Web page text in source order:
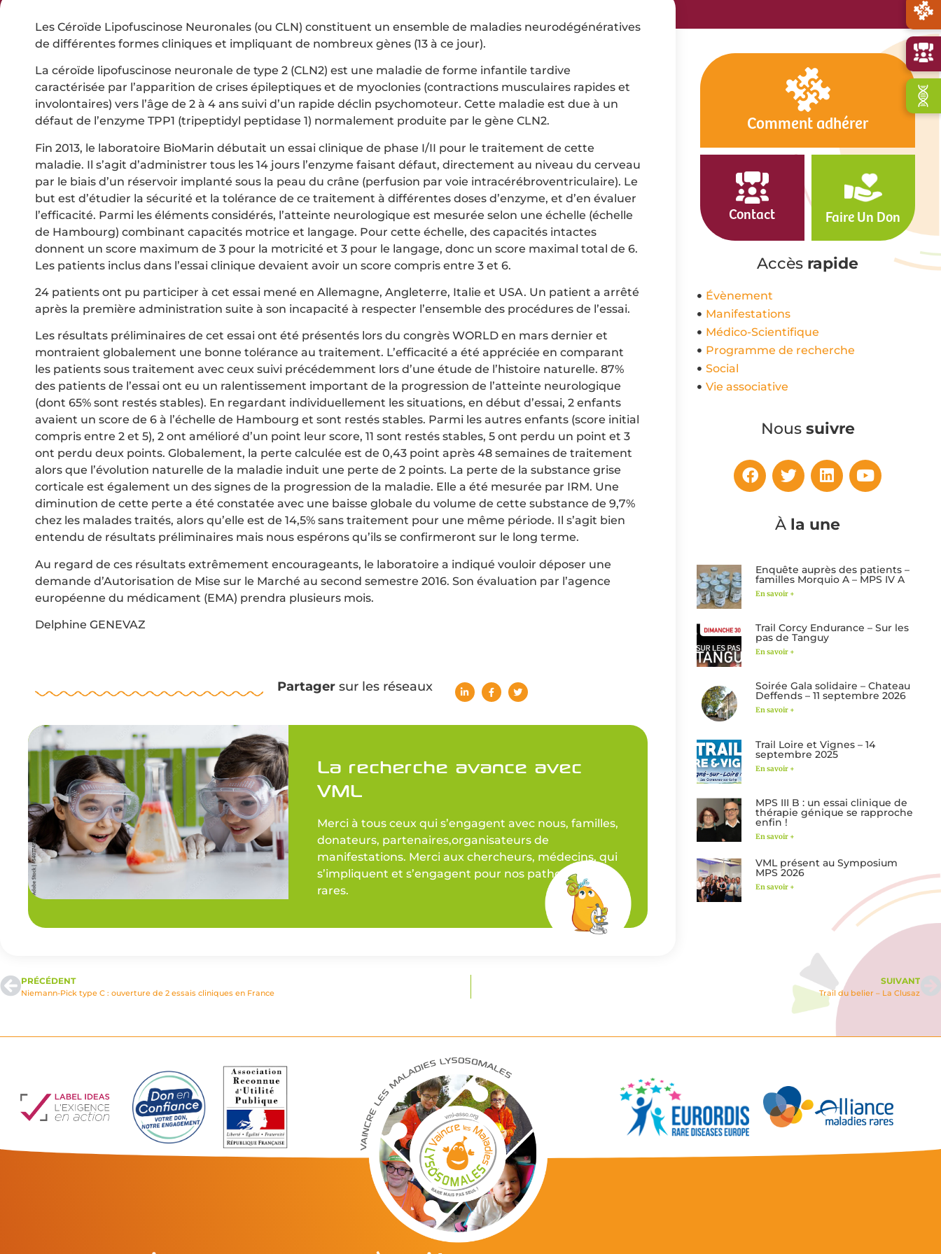
Les Céroïde Lipofuscinose Neuronales (ou CLN) constituent un ensemble de maladies neurodégénératives
de différentes formes cliniques et impliquant de nombreux gènes (13 à ce jour).
La céroïde lipofuscinose neuronale de type 2 (CLN2) est une maladie de forme infantile tardive
caractérisée par l’apparition de crises épileptiques et de myoclonies (contractions musculaires rapides et
involontaires) vers l’âge de 2 à 4 ans suivi d’un rapide déclin psychomoteur. Cette maladie est due à un
défaut de l’enzyme TPP1 (tripeptidyl peptidase 1) normalement produite par le gène CLN2.
Fin 2013, le laboratoire BioMarin débutait un essai clinique de phase I/II pour le traitement de cette
maladie. Il s’agit d’administrer tous les 14 jours l’enzyme faisant défaut, directement au niveau du cerveau
par le biais d’un réservoir implanté sous la peau du crâne (perfusion par voie intracérébroventriculaire). Le
but est d’étudier la sécurité et la tolérance de ce traitement à différentes doses d’enzyme, et d’en évaluer
l’efficacité. Parmi les éléments considérés, l’atteinte neurologique est mesurée selon une échelle (échelle
de Hambourg) combinant capacités motrice et langage. Pour cette échelle, des capacités intactes
donnent un score maximum de 3 pour la motricité et 3 pour le langage, donc un score maximal total de 6.
Les patients inclus dans l’essai clinique devaient avoir un score compris entre 3 et 6.
24 patients ont pu participer à cet essai mené en Allemagne, Angleterre, Italie et USA. Un patient a arrêté
après la première administration suite à son incapacité à respecter l’ensemble des procédures de l’essai.
Les résultats préliminaires de cet essai ont été présentés lors du congrès WORLD en mars dernier et
montraient globalement une bonne tolérance au traitement. L’efficacité a été appréciée en comparant
les patients sous traitement avec ceux suivi précédemment lors d’une étude de l’histoire naturelle. 87%
des patients de l’essai ont eu un ralentissement important de la progression de l’atteinte neurologique
(dont 65% sont restés stables). En regardant individuellement les situations, en début d’essai, 2 enfants
avaient un score de 6 à l’échelle de Hambourg et sont restés stables. Parmi les autres enfants (score initial
compris entre 2 et 5), 2 ont amélioré d’un point leur score, 11 sont restés stables, 5 ont perdu un point et 3
ont perdu deux points. Globalement, la perte calculée est de 0,43 point après 48 semaines de traitement
alors que l’évolution naturelle de la maladie induit une perte de 2 points. La perte de la substance grise
corticale est également un des signes de la progression de la maladie. Elle a été mesurée par IRM. Une
diminution de cette perte a été constatée avec une baisse globale du volume de cette substance de 9,7%
chez les malades traités, alors qu’elle est de 14,5% sans traitement pour une même période. Il s’agit bien
entendu de résultats préliminaires mais nous espérons qu’ils se confirmeront sur le long terme.
Au regard de ces résultats extrêmement encourageants, le laboratoire a indiqué vouloir déposer une
demande d’Autorisation de Mise sur le Marché au second semestre 2016. Son évaluation par l’agence
européenne du médicament (EMA) prendra plusieurs mois.
Delphine GENEVAZ
Partagersur les réseaux
La recherche avance avec
VML
Merci à tous ceux qui s’engagent avec nous, familles,
donateurs, partenaires,organisateurs de
manifestations. Merci aux chercheurs, médecins, qui
s’impliquent et s’engagent pour nos pathologies
rares.
Comment adhérer
Contact Faire Un Don
Accès rapide
Évènement
Manifestations
Médico-Scientifique
Programme de recherche
Social
Vie associative
Nous suivre
À la une
Enquête auprès des patients –
familles Morquio A – MPS IV A
En savoir +
Trail Corcy Endurance – Sur les
pas de Tanguy
En savoir +
Soirée Gala solidaire – Chateau
Deffends – 11 septembre 2026
En savoir +
Trail Loire et Vignes – 14
septembre 2025
En savoir +
MPS III B : un essai clinique de
thérapie génique se rapproche
enfin !
En savoir +
VML présent au Symposium
MPS 2026
En savoir +
PRÉCÉDENT
Niemann-Pick type C : ouverture de 2 essais cliniques en France
SUIVANT
Trail du belier – La Clusaz